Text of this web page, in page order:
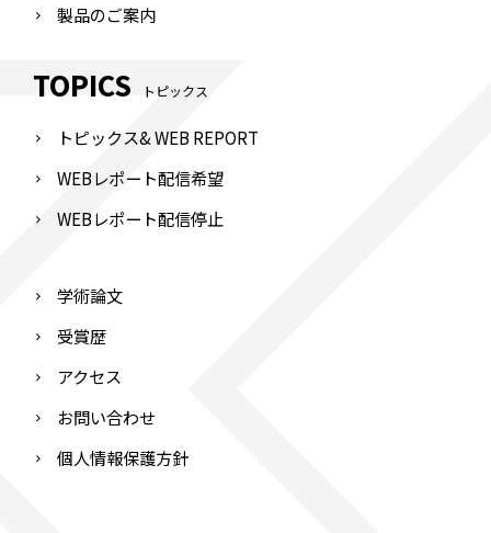
製品のご案内
TOPICS トピックス
トピックス& WEB REPORT
WEBレポート配信希望
WEBレポート配信停止
学術論文
受賞歴
アクセス
お問い合わせ
個人情報保護方針